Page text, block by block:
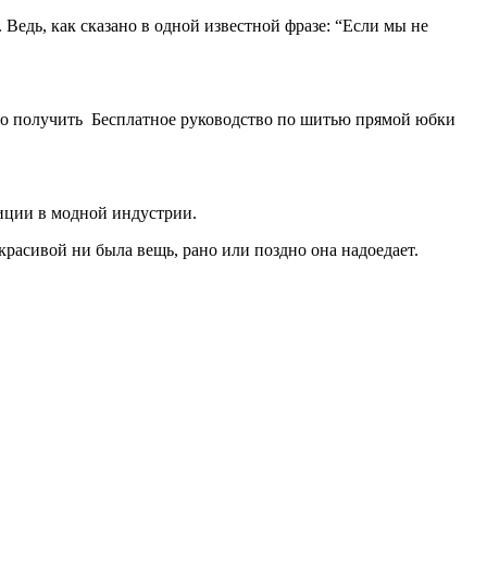
как сказано в одной известной фразе: “Если мы не
получить Бесплатное руководство по шитью прямой юбки
в модной индустрии.
ни была вещь, рано или поздно она надоедает.